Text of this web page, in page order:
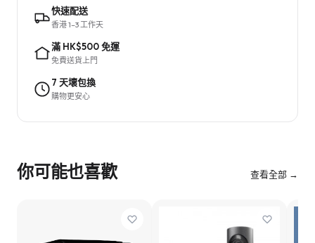
快速配送
香港 1–3 工作天
滿 HK$500 免運
免費送貨上門
7 天壞包換
購物更安心
你可能也喜歡 查看全部 →